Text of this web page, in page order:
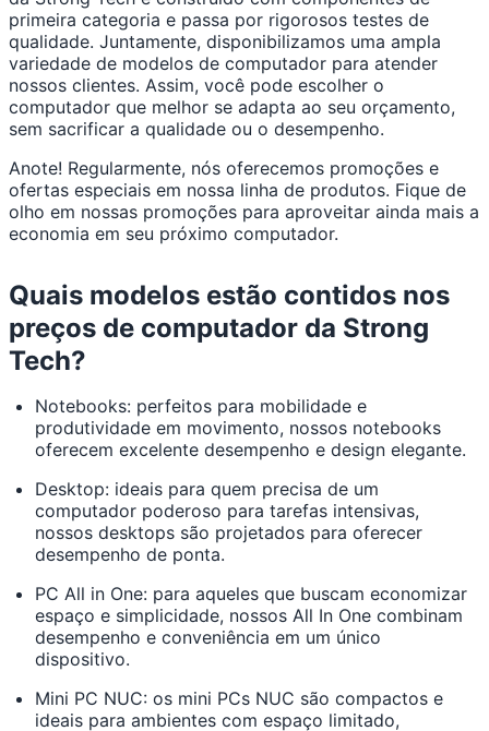
primeira categoria e passa por rigorosos testes de
qualidade. Juntamente, disponibilizamos uma ampla
variedade de modelos de computador para atender
nossos clientes. Assim, você pode escolher o
computador que melhor se adapta ao seu orçamento,
sem sacrificar a qualidade ou o desempenho.
Anote! Regularmente, nós oferecemos promoções e
ofertas especiais em nossa linha de produtos. Fique de
olho em nossas promoções para aproveitar ainda mais a
economia em seu próximo computador.
Quais modelos estão contidos nos
preços de computador da Strong
Tech?
Notebooks: perfeitos para mobilidade e
produtividade em movimento, nossos notebooks
oferecem excelente desempenho e design elegante.
Desktop: ideais para quem precisa de um
computador poderoso para tarefas intensivas,
nossos desktops são projetados para oferecer
desempenho de ponta.
PC All in One: para aqueles que buscam economizar
espaço e simplicidade, nossos All In One combinam
desempenho e conveniência em um único
dispositivo.
Mini PC NUC: os mini PCs NUC são compactos e
ideais para ambientes com espaço limitado,